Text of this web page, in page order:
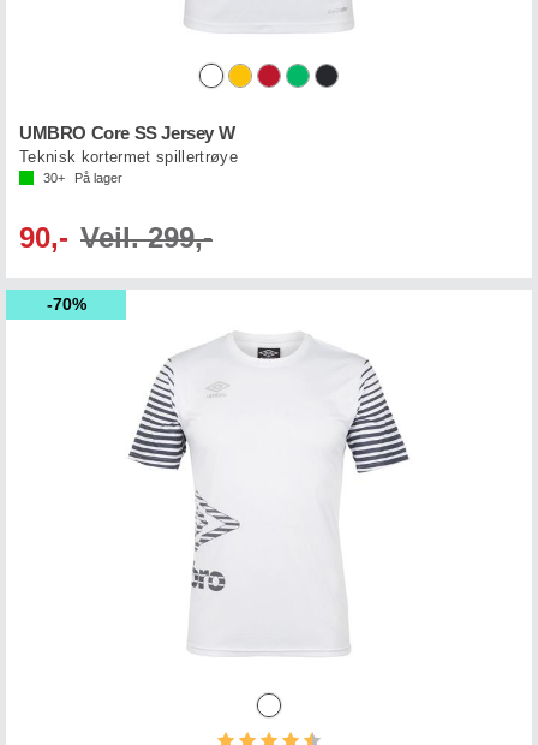
UMBRO Core SS Jersey W
Teknisk kortermet spillertrøye
30+ På lager
90,- Veil. 299,-
70%
Karakter: